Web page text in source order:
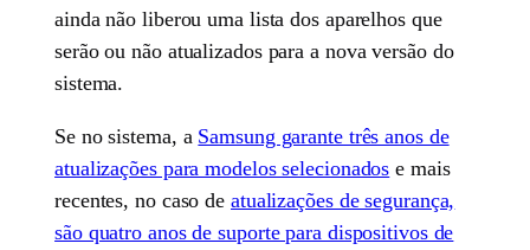
ainda não liberou uma lista dos aparelhos que
serão ou não atualizados para a nova versão do
sistema.
Se no sistema, a Samsung garante três anos de
atualizações para modelos selecionados e mais
recentes, no caso de atualizações de segurança,
são quatro anos de suporte para dispositivos de